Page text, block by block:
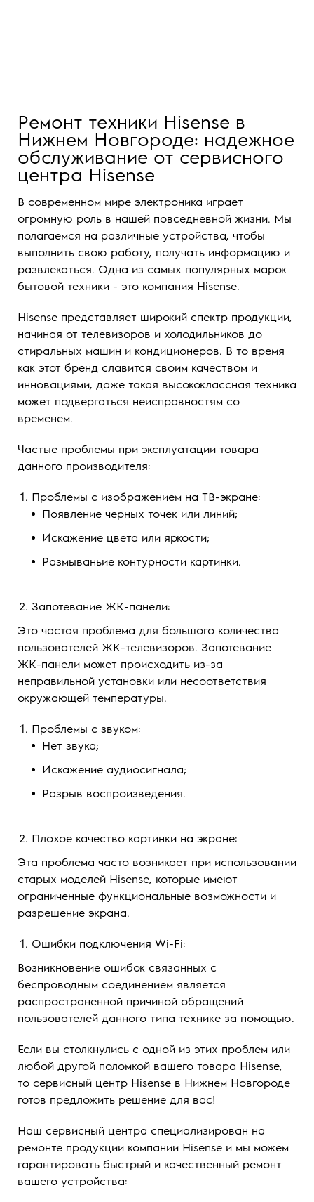
Ремонт техники Hisense в
Нижнем Новгороде: надежное
обслуживание от сервисного
центра Hisense
В современном мире электроника играет
огромную роль в нашей повседневной жизни. Мы
полагаемся на различные устройства, чтобы
выполнить свою работу, получать информацию и
развлекаться. Одна из самых популярных марок
бытовой техники - это компания Hisense.
Hisense представляет широкий спектр продукции,
начиная от телевизоров и холодильников до
стиральных машин и кондиционеров. В то время
как этот бренд славится своим качеством и
инновациями, даже такая высококлассная техника
может подвергаться неисправностям со
временем.
Частые проблемы при эксплуатации товара
данного производителя:
Проблемы с изображением на ТВ-экране:
Появление черных точек или линий;
Искажение цвета или яркости;
Размываньие контурности картинки.
Запотевание ЖК-панели:
Это частая проблема для большого количества
пользователей ЖК-телевизоров. Запотевание
ЖК-панели может происходить из-за
неправильной установки или несоответствия
окружающей температуры.
Проблемы с звуком:
Нет звука;
Искажение аудиосигнала;
Разрыв воспроизведения.
Плохое качество картинки на экране:
Эта проблема часто возникает при использовании
старых моделей Hisense, которые имеют
ограниченные функциональные возможности и
разрешение экрана.
Ошибки подключения Wi-Fi:
Возникновение ошибок связанных с
беспроводным соединением является
распространенной причиной обращений
пользователей данного типа технике за помощью.
Если вы столкнулись с одной из этих проблем или
любой другой поломкой вашего товара Hisense,
то сервисный центр Hisense в Нижнем Новгороде
готов предложить решение для вас!
Наш сервисный центра специализирован на
ремонте продукции компании Hisense и мы можем
гарантировать быстрый и качественный ремонт
вашего устройства: